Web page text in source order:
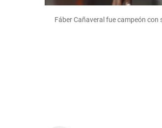
Fáber Cañaveral fue campeón con